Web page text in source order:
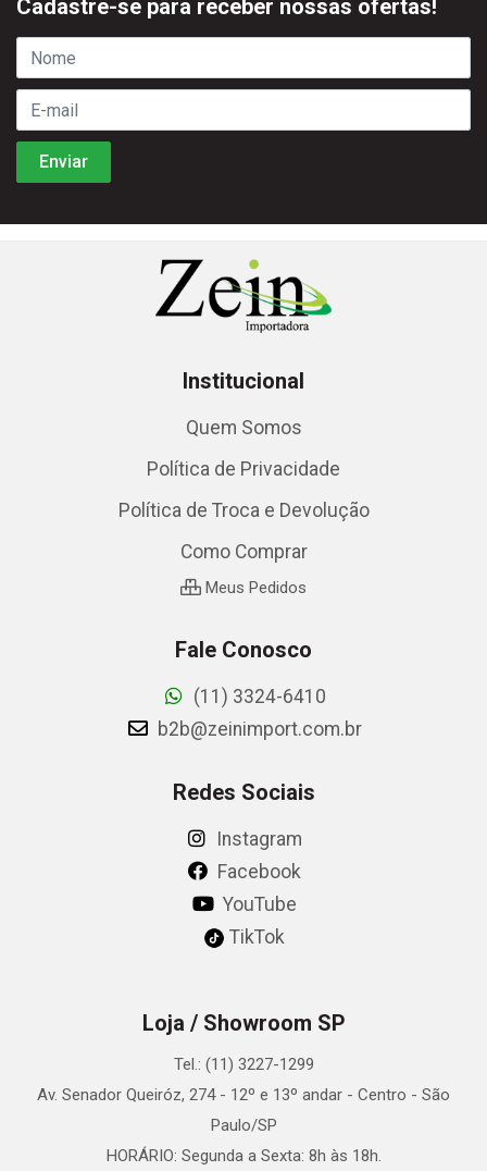
Cadastre-se para receber nossas ofertas!
Institucional
Quem Somos
Política de Privacidade
Política de Troca e Devolução
Como Comprar
Meus Pedidos
Fale Conosco
(11) 3324-6410
b2b@zeinimport.com.br
Redes Sociais
Instagram
Facebook
YouTube
TikTok
Loja / Showroom SP
Tel.: (11) 3227-1299
Av. Senador Queiróz, 274 - 12º e 13º andar - Centro - São
Paulo/SP
HORÁRIO: Segunda a Sexta: 8h às 18h.